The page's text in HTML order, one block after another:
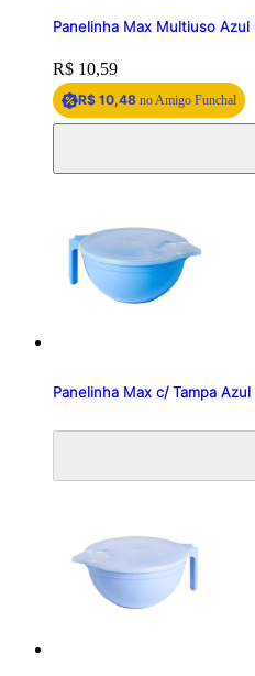
Panelinha Max Multiuso Azul
Price:
R$ 10,59
R$ 10,48 no Amigo Funchal
Panelinha Max c/ Tampa